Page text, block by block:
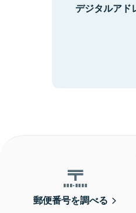
デジタルアド
郵便番号を調べる